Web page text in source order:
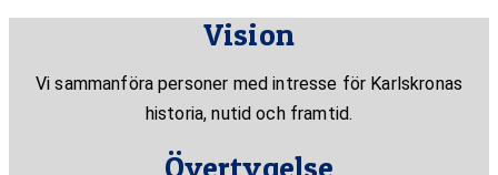
Vision
Vi sammanföra personer med intresse för Karlskronas
historia, nutid och framtid.
Övertygelse